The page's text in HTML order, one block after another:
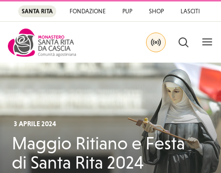
Santa Rita
Santuario di Santa
SANTA RITA FONDAZIONE PUP SHOP LASCITI
APRI
CERCA
IN DIRETTA SU
3 APRILE 2024
Maggio Ritiano e Festa
di Santa Rita 2024